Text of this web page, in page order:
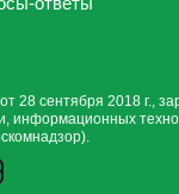
сентября 2018 г.,
информационных